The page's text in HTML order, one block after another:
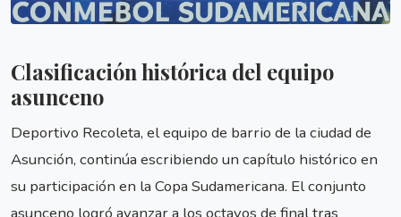
Clasificación histórica del equipo
asunceno
Deportivo Recoleta, el equipo de barrio de la ciudad de
Asunción, continúa escribiendo un capítulo histórico en
su participación en la Copa Sudamericana. El conjunto